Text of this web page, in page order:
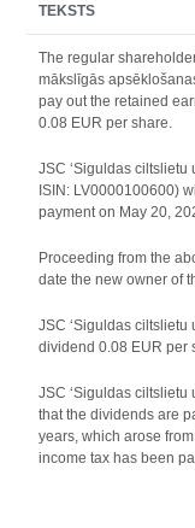
TEKSTS
The regular
mākslīgās
pay out the retained
0.08 EUR per share.
JSC ‘Siguldas
ISIN: LV0000100600)
payment on May 20,
Proceeding from the
date the new owner of
JSC ‘Siguldas
dividend 0.08 EUR per
JSC ‘Siguldas
that the dividends are
years, which arose
income tax has been